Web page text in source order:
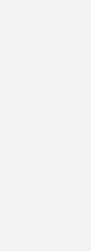
Deutschland,
stellen. Die